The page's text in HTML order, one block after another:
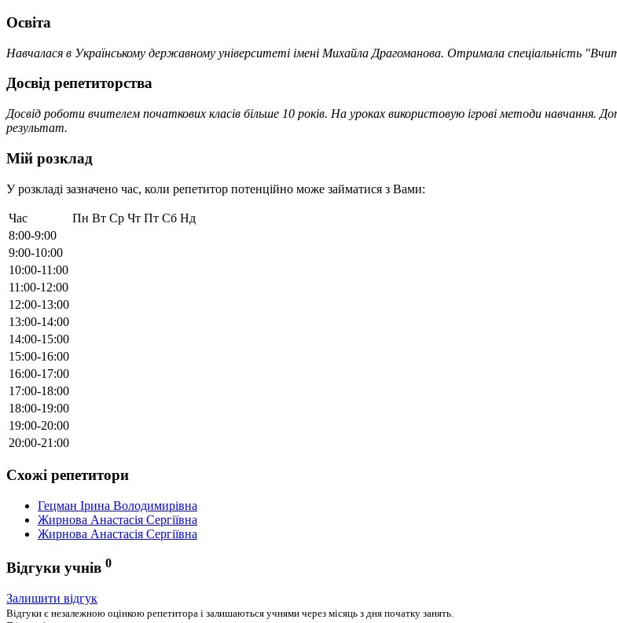
Освiта
Навчалася в Українському державному університеті імені Михайла Драгоманова. Отримала спеціальність
Досвід репетиторства
Досвід роботи вчителем початкових класів більше 10 років. На уроках використовую ігрові методи
результат.
Мій розклад
У розкладі зазначено час, коли репетитор потенційно може займатися з Вами:
Час Пн Вт Ср Чт Пт Сб Нд
8:00-9:00
9:00-10:00
10:00-11:00
11:00-12:00
12:00-13:00
13:00-14:00
14:00-15:00
15:00-16:00
16:00-17:00
17:00-18:00
18:00-19:00
19:00-20:00
20:00-21:00
Схожі репетитори
Гецман Ірина Володимирівна
Жирнова Анастасія Сергіївна
Жирнова Анастасія Сергіївна
Відгуки учнів 0
Залишити відгук
Відгуки є незалежною оцінкою репетитора і залишаються учнями через місяць з дня початку занять.